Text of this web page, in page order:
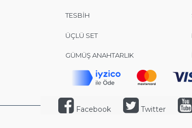
TESBİH
ÜÇLÜ SET
GÜMÜŞ ANAHTARLIK
Facebook Twitter